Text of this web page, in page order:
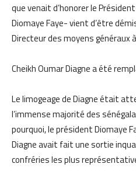
que venait d’honorer le
Diomaye Faye- vient d’être
Directeur des moyens généraux
Cheikh Oumar Diagne a été
Le limogeage de Diagne était
l’immense majorité des
pourquoi, le président Diomaye
Diagne avait fait une sortie
confréries les plus